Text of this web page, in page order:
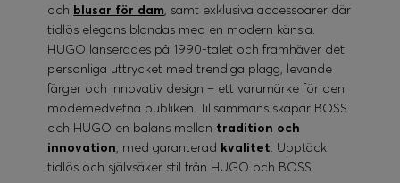
och blusar för dam, samt exklusiva accessoarer där
tidlös elegans blandas med en modern känsla.
HUGO lanserades på 1990-talet och framhäver det
personliga uttrycket med trendiga plagg, levande
färger och innovativ design – ett varumärke för den
modemedvetna publiken. Tillsammans skapar BOSS
och HUGO en balans mellan tradition och
innovation, med garanterad kvalitet. Upptäck
tidlös och självsäker stil från HUGO och BOSS.